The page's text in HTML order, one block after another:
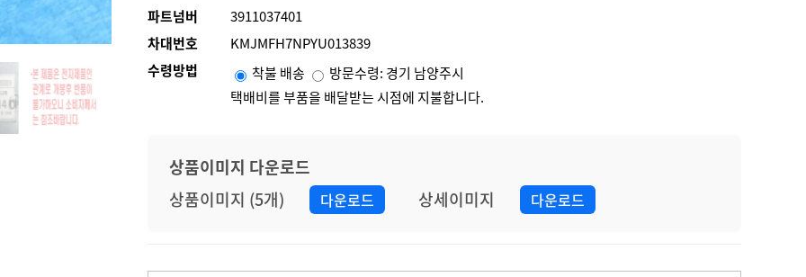
파트넘버
3911037401
차대번호
KMJMFH7NPYU013839
수령방법
착불 배송
방문수령: 경기 남양주시
택배비를 부품을 배달받는 시점에 지불합니다.
상품이미지 다운로드
상품이미지 (5개)
다운로드 상세이미지 다운로드